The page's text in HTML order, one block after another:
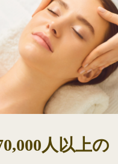
人以上の